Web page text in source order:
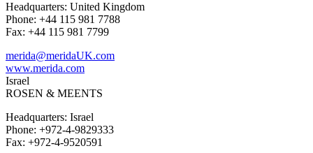
Headquarters: United Kingdom
Phone: +44 115 981 7788
Fax: +44 115 981 7799
merida@meridaUK.com
www.merida.com
Israel
ROSEN & MEENTS
Headquarters: Israel
Phone: +972-4-9829333
Fax: +972-4-9520591